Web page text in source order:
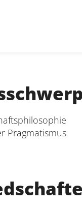
Pragmatismus